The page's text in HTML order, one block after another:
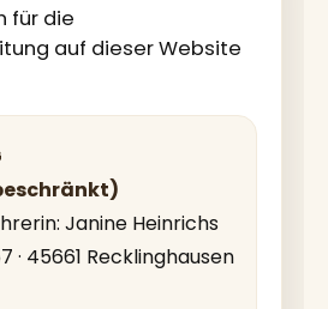
für die
auf dieser Website
Janine Heinrichs
· 45661 Recklinghausen